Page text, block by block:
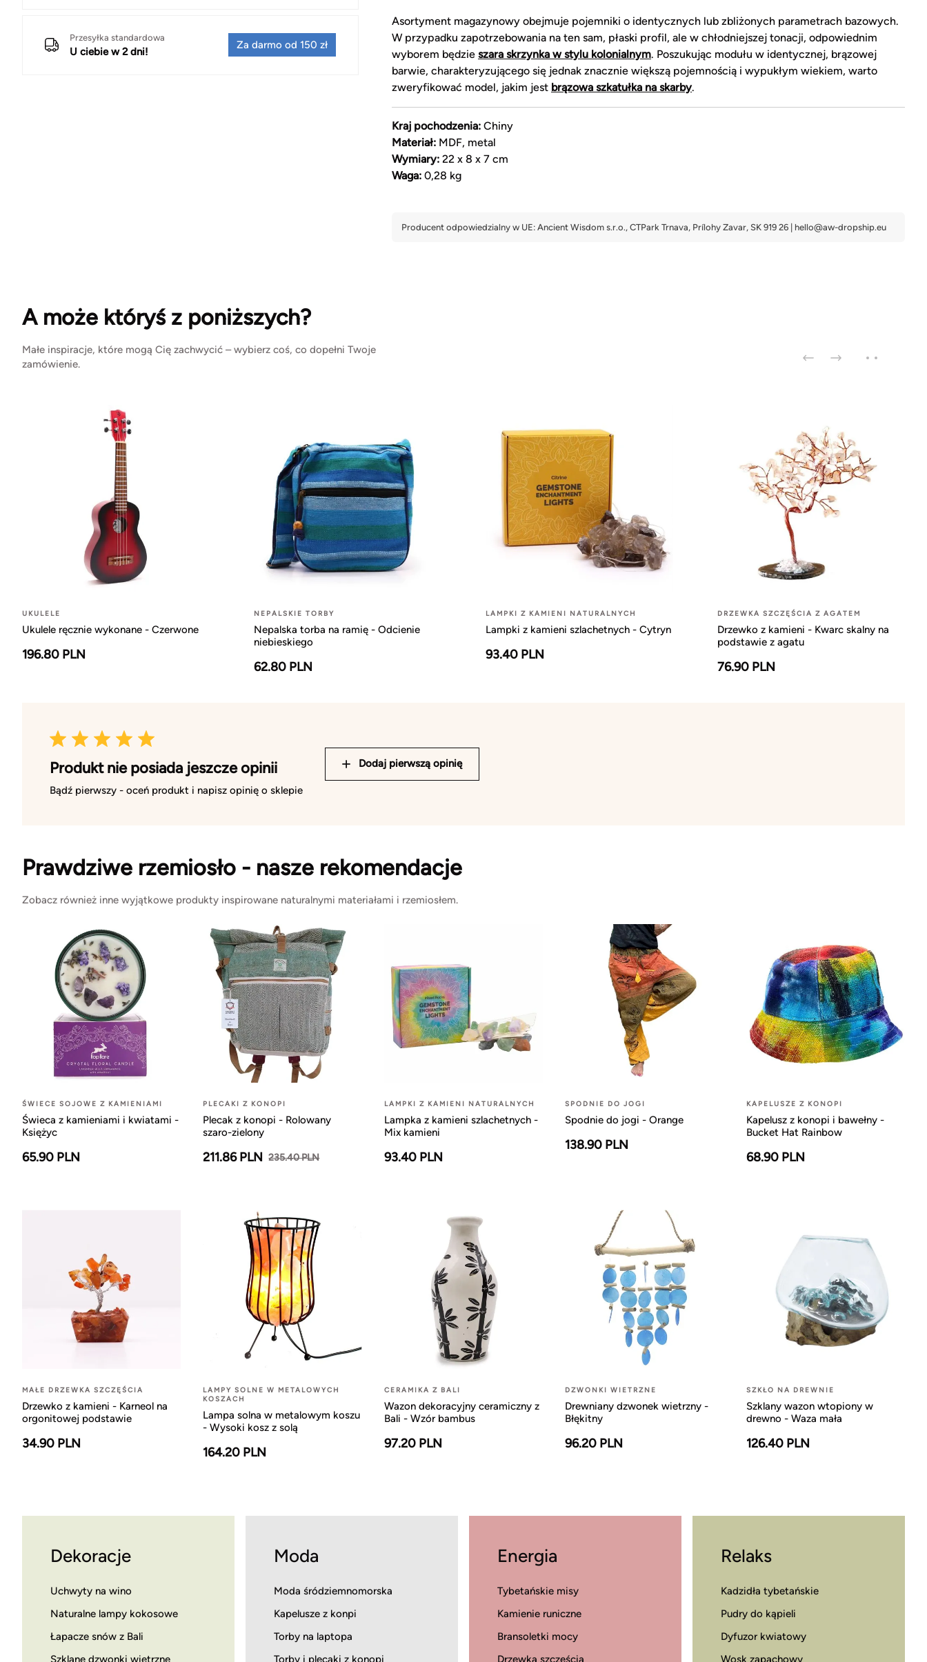
Przesyłka standardowa
U ciebie w 2 dni!
Za darmo od 150 zł
Asortyment magazynowy obejmuje pojemniki o identycznych lub zbliżonych parametrach bazowych.
W przypadku zapotrzebowania na ten sam, płaski profil, ale w chłodniejszej tonacji, odpowiednim
wyborem będzie szara skrzynka w stylu kolonialnym. Poszukując modułu w identycznej, brązowej
barwie, charakteryzującego się jednak znacznie większą pojemnością i wypukłym wiekiem, warto
zweryfikować model, jakim jest brązowa szkatułka na skarby.
Kraj pochodzenia: Chiny
Materiał: MDF, metal
Wymiary: 22 x 8 x 7 cm
Waga: 0,28 kg
A może któryś z poniższych?
Małe inspiracje, które mogą Cię zachwycić – wybierz coś, co dopełni Twoje
zamówienie.
UKULELE
Ukulele ręcznie wykonane - Czerwone
196.80 PLN
NEPALSKIE TORBY
Nepalska torba na ramię - Odcienie
niebieskiego
62.80 PLN
LAMPKI Z KAMIENI NATURALNYCH
Lampki z kamieni szlachetnych - Cytryn
93.40 PLN
DRZEWKA SZCZĘŚCIA Z AGATEM
Drzewko z kamieni - Kwarc skalny na
podstawie z agatu
76.90 PLN
Produkt nie posiada jeszcze opinii
Bądź pierwszy - oceń produkt i napisz opinię o sklepie
Dodaj pierwszą opinię
Prawdziwe rzemiosło - nasze rekomendacje
Zobacz również inne wyjątkowe produkty inspirowane naturalnymi materiałami i rzemiosłem.
ŚWIECE SOJOWE Z KAMIENIAMI
Świeca z kamieniami i kwiatami -
Księżyc
65.90 PLN
PLECAKI Z KONOPI
Plecak z konopi - Rolowany
szaro-zielony
211.86 PLN 235.40 PLN
LAMPKI Z KAMIENI NATURALNYCH
Lampka z kamieni szlachetnych -
Mix kamieni
93.40 PLN
SPODNIE DO JOGI
Spodnie do jogi - Orange
138.90 PLN
KAPELUSZE Z KONOPI
Kapelusz z konopi i bawełny -
Bucket Hat Rainbow
68.90 PLN
MAŁE DRZEWKA SZCZĘŚCIA
Drzewko z kamieni - Karneol na
orgonitowej podstawie
34.90 PLN
LAMPY SOLNE W METALOWYCH
KOSZACH
Lampa solna w metalowym koszu
- Wysoki kosz z solą
164.20 PLN
CERAMIKA Z BALI
Wazon dekoracyjny ceramiczny z
Bali - Wzór bambus
97.20 PLN
DZWONKI WIETRZNE
Drewniany dzwonek wietrzny -
Błękitny
96.20 PLN
SZKŁO NA DREWNIE
Szklany wazon wtopiony w
drewno - Waza mała
126.40 PLN
Dekoracje
Uchwyty na wino
Naturalne lampy kokosowe
Łapacze snów z Bali
Szklane dzwonki wietrzne
Moda
Moda śródziemnomorska
Kapelusze z konpi
Torby na laptopa
Torby i plecaki z konopi
Energia
Tybetańskie misy
Kamienie runiczne
Bransoletki mocy
Drzewka szczęścia
Relaks
Kadzidła tybetańskie
Pudry do kąpieli
Dyfuzor kwiatowy
Wosk zapachowy